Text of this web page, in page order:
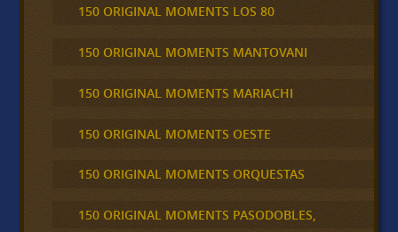
150 ORIGINAL MOMENTS LOS 80
150 ORIGINAL MOMENTS MANTOVANI
150 ORIGINAL MOMENTS MARIACHI
150 ORIGINAL MOMENTS OESTE
150 ORIGINAL MOMENTS ORQUESTAS
150 ORIGINAL MOMENTS PASODOBLES,